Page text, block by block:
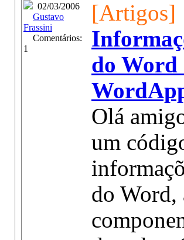
02/03/2006
Gustavo
Frassini
Comentários:
1
[Artigos]
do Word
Olá
um
do Word,